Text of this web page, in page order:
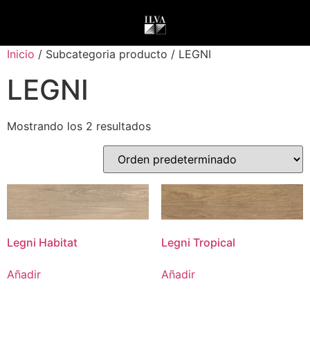
Inicio / Subcategoria producto / LEGNI
LEGNI
Mostrando los 2 resultados
Legni Habitat
Añadir
Legni Tropical
Añadir